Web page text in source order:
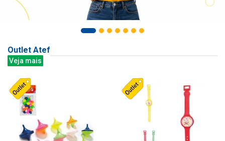
Outlet Atef
Veja mais